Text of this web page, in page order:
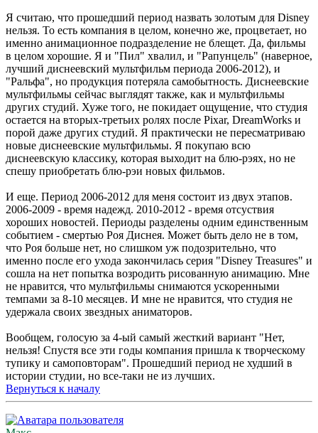
Я считаю, что прошедший период назвать золотым для Disney
нельзя. То есть компания в целом, конечно же, процветает, но
именно анимационное подразделение не блещет. Да, фильмы
в целом хорошие. Я и "Пил" хвалил, и "Рапунцель" (наверное,
лучший диснеевский мультфильм периода 2006-2012), и
"Ральфа", но продукция потеряла самобытность. Диснеевские
мультфильмы сейчас выглядят также, как и мультфильмы
других студий. Хуже того, не покидает ощущение, что студия
остается на вторых-третьих ролях после Pixar, DreamWorks и
порой даже других студий. Я практически не пересматриваю
новые диснеевские мультфильмы. Я покупаю всю
диснеевскую классику, которая выходит на блю-рэях, но не
спешу приобретать блю-рэи новых фильмов.
И еще. Период 2006-2012 для меня состоит из двух этапов.
2006-2009 - время надежд. 2010-2012 - время отсуствия
хороших новостей. Периоды разделены одним единственным
событием - смертью Роя Диснея. Может быть дело не в том,
что Роя больше нет, но слишком уж подозрительно, что
именно после его ухода закончилась серия "Disney Treasures" и
сошла на нет попытка возродить рисованную анимацию. Мне
не нравится, что мультфильмы снимаются ускоренными
темпами за 8-10 месяцев. И мне не нравится, что студия не
удержала своих звездных аниматоров.
Вообщем, голосую за 4-ый самый жесткий вариант "Нет,
нельзя! Спустя все эти годы компания пришла к творческому
тупику и самоповторам". Прошедший период не худший в
истории студии, но все-таки не из лучших.
Вернуться к началу